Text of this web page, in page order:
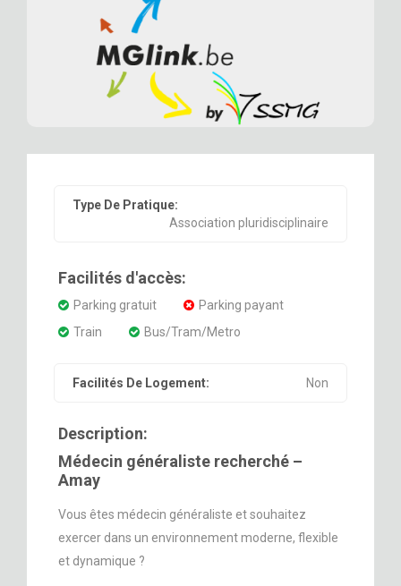
Type De Pratique:
Association pluridisciplinaire
Facilités d'accès:
Parking gratuit
Parking payant
Train
Bus/Tram/Metro
Facilités De Logement: Non
Description:
Médecin généraliste recherché –
Amay
Vous êtes médecin généraliste et souhaitez
exercer dans un environnement moderne, flexible
et dynamique ?